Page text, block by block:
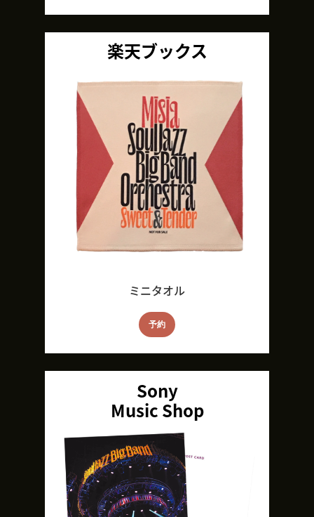
楽天ブックス
ミニタオル
予約
Sony
Music Shop